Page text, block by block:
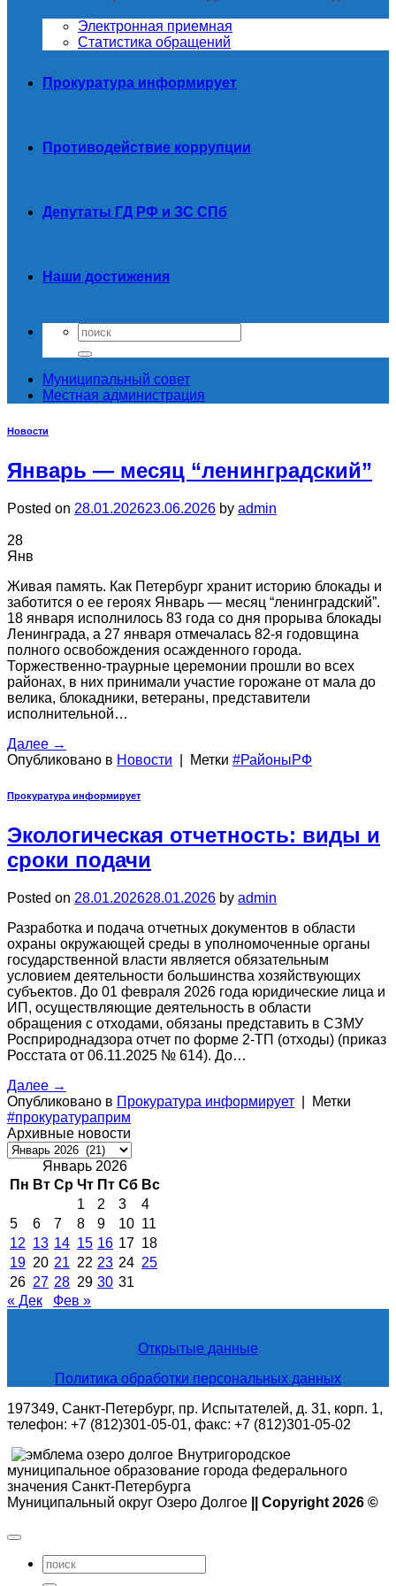
Электронная приемная
Статистика обращений
Прокуратура информирует
Противодействие коррупции
Депутаты ГД РФ и ЗС СПб
Наши достижения
Муниципальный совет
Местная администрация
Новости
Январь — месяц “ленинградский”
Posted on 28.01.202623.06.2026 by admin
28
Янв
Живая память. Как Петербург хранит историю блокады и
заботится о ее героях Январь — месяц “ленинградский”.
18 января исполнилось 83 года со дня прорыва блокады
Ленинграда, а 27 января отмечалась 82-я годовщина
полного освобождения осажденного города.
Торжественно-траурные церемонии прошли во всех
районах, в них принимали участие горожане от мала до
велика, блокадники, ветераны, представители
исполнительной…
Далее →
Опубликовано в Новости Метки #РайоныРФ
Прокуратура информирует
Экологическая отчетность: виды и
сроки подачи
Posted on 28.01.202628.01.2026 by admin
Разработка и подача отчетных документов в области
охраны окружающей среды в уполномоченные органы
государственной власти является обязательным
условием деятельности большинства хозяйствующих
субъектов. До 01 февраля 2026 года юридические лица и
ИП, осуществляющие деятельность в области
обращения с отходами, обязаны представить в СЗМУ
Росприроднадзора отчет по форме 2-ТП (отходы) (приказ
Росстата от 06.11.2025 № 614). До…
Далее →
Опубликовано в Прокуратура информирует
Метки
#прокуратураприм
Архивные новости
Архивные
новостиЯнварь 2026
Пн Вт Ср Чт Пт Сб Вс
1
2 3
4
5
6 7 8 9 10 11
12 13 14 15 16 17 18
19 20 21 22 23 24 25
26 27 28 29 30 31
« Дек
Фев »
Открытые данные
Политика обработки персональных данных
197349, Санкт-Петербург, пр. Испытателей, д. 31, корп. 1,
телефон: +7 (812)301-05-01, факс: +7 (812)301-05-02
Внутригородское
муниципальное образование города федерального
значения Санкт-Петербурга
Муниципальный округ Озеро Долгое
|| Copyright 2026 ©